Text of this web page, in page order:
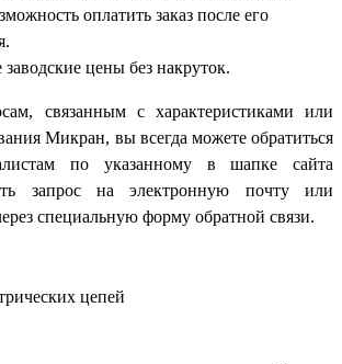
оплатить заказ после его
цены без накруток.
связанным с характеристиками или
Микран, вы всегда можете обратиться
по указанному в шапке сайта
запрос на электронную почту или
специальную форму обратной связи.
цепей